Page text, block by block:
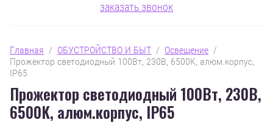
заказать звонок
Главная
  /
ОБУСТРОЙСТВО И БЫТ
  /
Освещение
  /
Прожектор светодиодный 100Вт, 230В, 6500K, алюм.корпус,
IP65
Прожектор светодиодный 100Вт, 230В,
6500K, алюм.корпус, IP65